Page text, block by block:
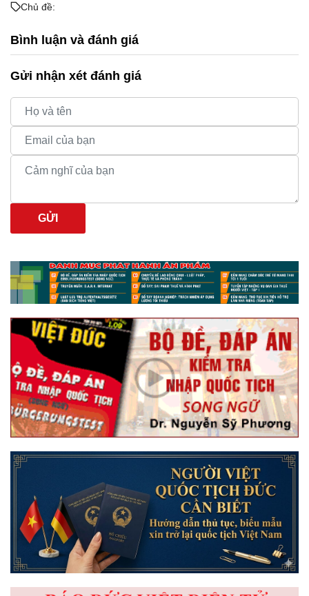
Chủ đề:
Bình luận và đánh giá
Gửi nhận xét đánh giá
GỬI